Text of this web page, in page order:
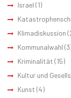
Israel (1)
Klimadiskussion
Kommunalwahl
Kriminalität (15)
Kultur und
Kunst (4)